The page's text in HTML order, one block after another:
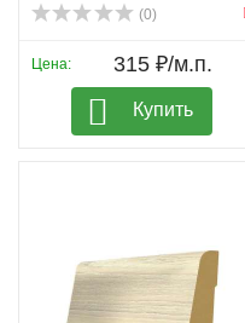
(0)
Цена: 315 ₽/м.п.
Купить